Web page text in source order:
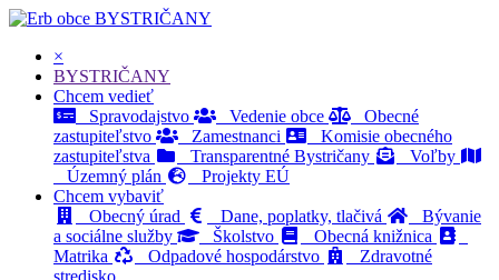
BYSTRIČANY
×
BYSTRIČANY
Chcem vedieť
Spravodajstvo
Vedenie obce
Obecné
zastupiteľstvo
Zamestnanci
Komisie obecného
zastupiteľstva
Transparentné Bystričany
Voľby
Územný plán
Projekty EÚ
Chcem vybaviť
Obecný úrad
Dane, poplatky, tlačivá
Bývanie
a sociálne služby
Školstvo
Obecná knižnica
Matrika
Odpadové hospodárstvo
Zdravotné
stredisko